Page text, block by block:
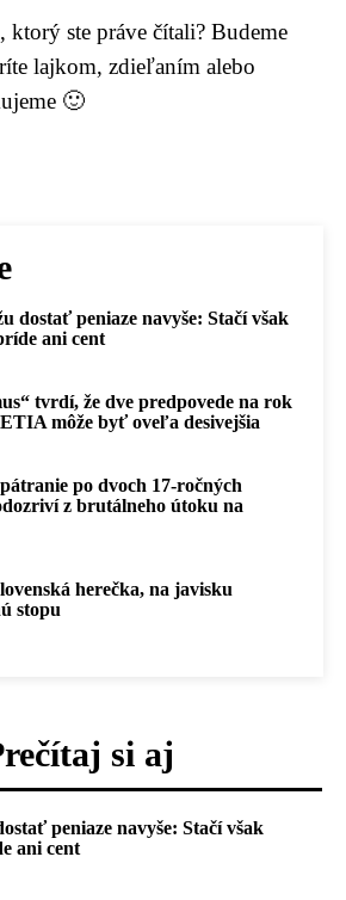
ktorý ste práve čítali? Budeme
lajkom, zdieľaním alebo
🙂
dostať peniaze navyše: Stačí však
ani cent
tvrdí, že dve predpovede na rok
môže byť oveľa desivejšia
po dvoch 17-ročných
z brutálneho útoku na
herečka, na javisku
stopu
si aj
peniaze navyše: Stačí však
ani cent